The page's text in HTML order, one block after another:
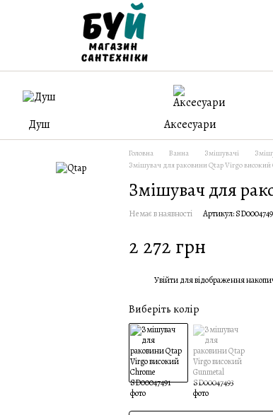
Душ Аксесуари
Головна Ванна Змішувачі
Змішувач для раковини Qtap Virgo високий
Змішувач для
Немає в наявності Артикул:
2 272 грн
Увійтидля відображення
Виберіть колір